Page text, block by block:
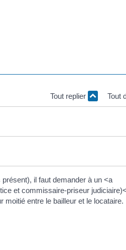
Tout replier Tout
il faut demander à un <a
et commissaire-priseur
entre le bailleur et le locataire.